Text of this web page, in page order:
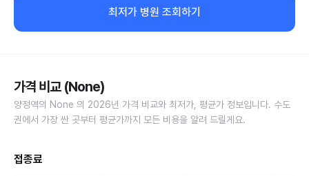
최저가 병원 조회하기
가격 비교 (None)
양정역의 None 의 2026년 가격 비교와 최저가, 평균가 정보입니다. 수도
권에서 가장 싼 곳부터 평균가까지 모든 비용을 알려 드릴게요.
접종료